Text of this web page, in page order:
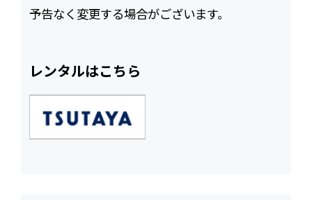
予告なく変更する場合がございます。
レンタルはこちら